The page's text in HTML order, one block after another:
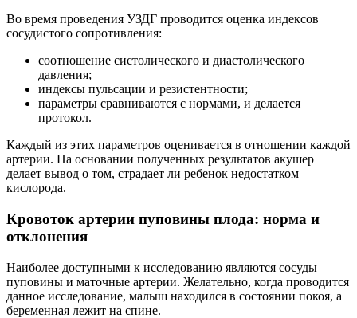
Во время проведения УЗДГ проводится оценка индексов
сосудистого сопротивления:
соотношение систолического и диастолического
давления;
индексы пульсации и резистентности;
параметры сравниваются с нормами, и делается
протокол.
Каждый из этих параметров оценивается в отношении каждой
артерии. На основании полученных результатов акушер
делает вывод о том, страдает ли ребенок недостатком
кислорода.
Кровоток артерии пуповины плода: норма и
отклонения
Наиболее доступными к исследованию являются сосуды
пуповины и маточные артерии. Желательно, когда проводится
данное исследование, малыш находился в состоянии покоя, а
беременная лежит на спине.